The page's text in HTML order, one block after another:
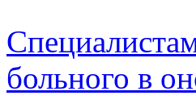
больного в